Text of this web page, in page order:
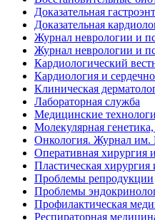
Доказательная
Доказательная
Журнал неврологии и
Журнал неврологии и
Кардиологический
Кардиология и
Клиническая
Лабораторная служба
Медицинские
Молекулярная
Онкология. Журнал им.
Оперативная хирургия
Пластическая хирургия
Проблемы репродукции
Проблемы
Профилактическая
Респираторная